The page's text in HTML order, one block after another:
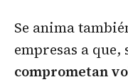
Se anima
empresas a que,
comprometan